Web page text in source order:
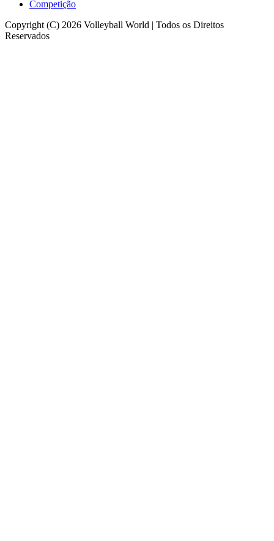
Competição
Copyright (C) 2026 Volleyball World | Todos os Direitos
Reservados